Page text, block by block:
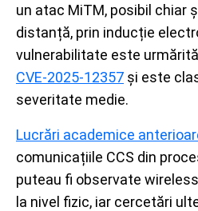
un atac MiTM, posibil chiar
distanță, prin inducție
vulnerabilitate este
CVE-2025-12357 și este
severitate medie.
Lucrări academice
comunicațiile CCS din
puteau fi observate
la nivel fizic, iar cercetări